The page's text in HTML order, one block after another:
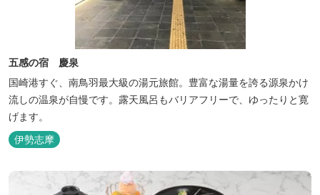
五感の宿 慶泉
国崎港すぐ、南鳥羽最大級の湯元旅館。豊富な湯量を誇る源泉かけ
流しの温泉が自慢です。露天風呂もバリアフリーで、ゆったりと寛
げます。
伊勢志摩